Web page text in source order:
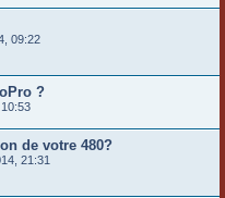
09:22
?
de votre 480?
21:31